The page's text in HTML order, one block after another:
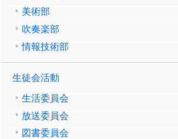
美術部
吹奏楽部
情報技術部
生徒会活動
生活委員会
放送委員会
図書委員会